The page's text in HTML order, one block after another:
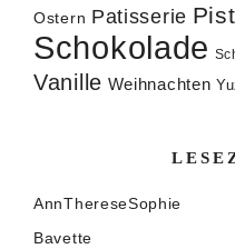
Ostern Patisserie
Schokolade
Vanille Weihnachten
AnnThereseSophie
Bavette